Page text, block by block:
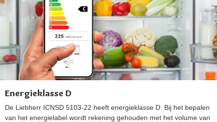
Energieklasse D
De Liebherr ICNSD 5103-22 heeft energieklasse D. Bij het bepalen
van het energielabel wordt rekening gehouden met het volume van